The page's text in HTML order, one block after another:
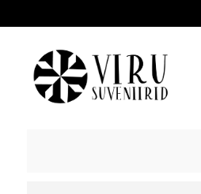
Viru suveniirid
Suveniiride hulgimüük